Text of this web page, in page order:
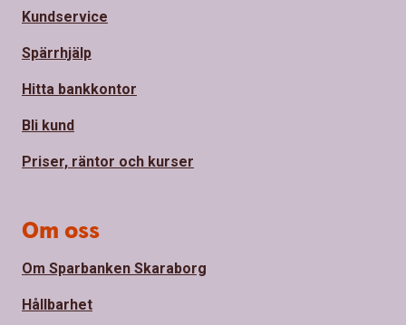
Kundservice
Spärrhjälp
Hitta bankkontor
Bli kund
Priser, räntor och kurser
Om oss
Om Sparbanken Skaraborg
Hållbarhet